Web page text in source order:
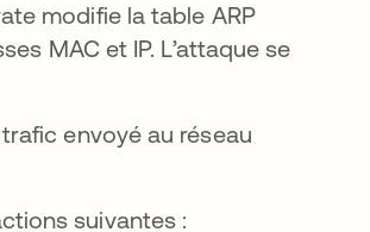
modifie la table ARP
MAC et IP. L’attaque se
trafic envoyé au réseau
suivantes :